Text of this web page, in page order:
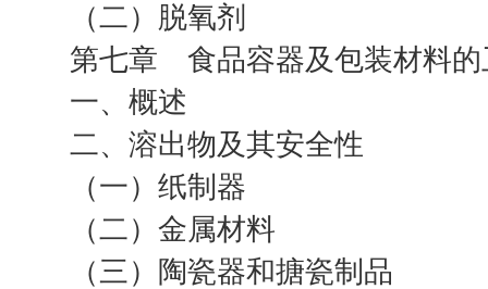
（二）脱氧剂
第七章 食品容器及包装材料的
一、概述
二、溶出物及其安全性
（一）纸制器
（二）金属材料
（三）陶瓷器和搪瓷制品